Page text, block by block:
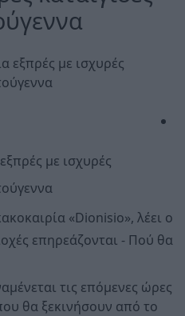
με ισχυρές
«Dionisio», λέει ο
επηρεάζονται - Πού θα
τις επόμενες ώρες
θα ξεκινήσουν από το